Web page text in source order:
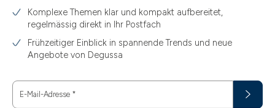
Komplexe Themen klar und kompakt aufbereitet,
regelmässig direkt in Ihr Postfach
Frühzeitiger Einblick in spannende Trends und neue
Angebote von Degussa
E-Mail-Adresse *